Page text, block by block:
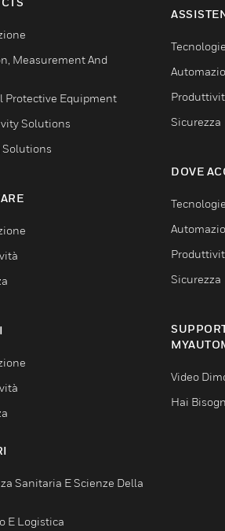
Measurement And
Protective Equipment
Solutions
Solutions
Sanitaria E Scienze Della
E Logistica
Sicurezza
DOVE
Sicurezza
Video
Hai